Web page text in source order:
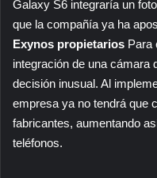
Galaxy S6 integraría un
que la compañía ya ha
Exynos propietarios Para
integración de una cámara
decisión inusual. Al
empresa ya no tendrá que
fabricantes, aumentando
teléfonos.